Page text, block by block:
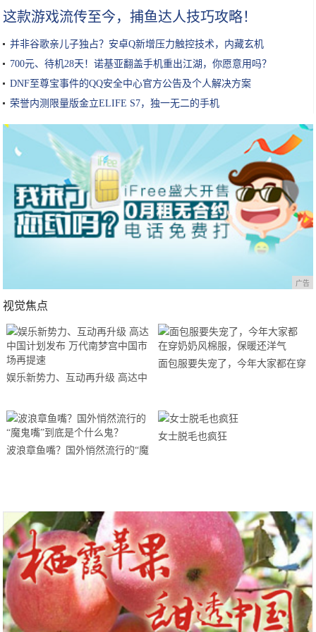
这款游戏流传至今，捕鱼达人技巧攻略！
并非谷歌亲儿子独占？安卓Q新增压力触控技术，内藏玄机
700元、待机28天！诺基亚翻盖手机重出江湖，你愿意用吗？
DNF至尊宝事件的QQ安全中心官方公告及个人解决方案
荣誉内测限量版金立ELIFE S7，独一无二的手机
广告
视觉焦点
娱乐新势力、互动再升级 高达中
再提速
面包服要失宠了，今年大家都在穿
波浪章鱼嘴？国外悄然流行的“魔
女士脱毛也疯狂